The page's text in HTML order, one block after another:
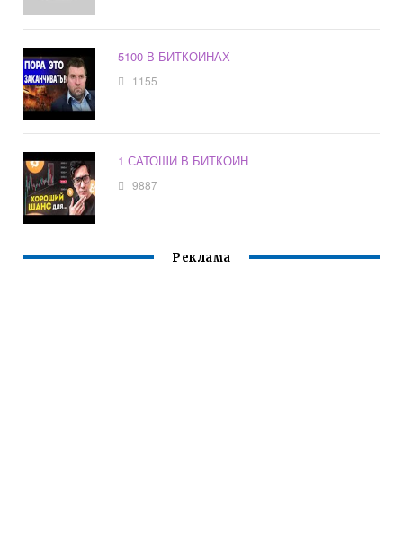
5100 В БИТКОИНАХ
1155
1 САТОШИ В БИТКОИН
9887
Реклама